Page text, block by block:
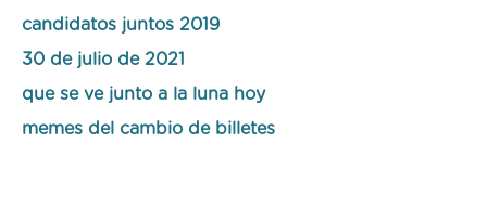
candidatos juntos 2019
30 de julio de 2021
que se ve junto a la luna hoy
memes del cambio de billetes